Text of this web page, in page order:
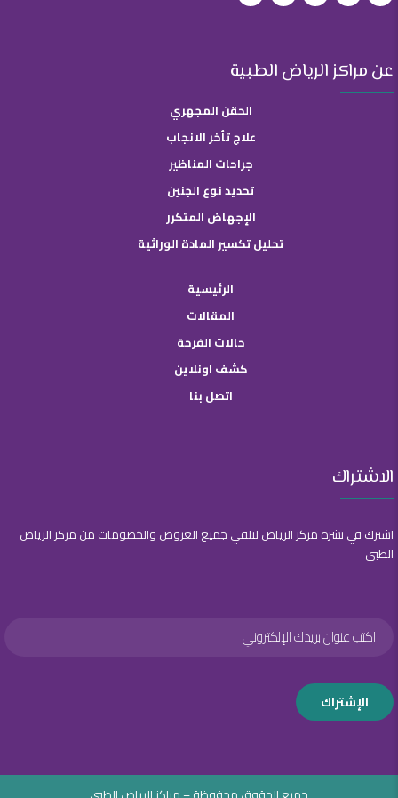
عن مراكز الرياض الطبية
الحقن المجهري
علاج تأخر الانجاب
جراحات المناظير
تحديد نوع الجنين
الإجهاض المتكرر
تحليل تكسير المادة الوراثية
الرئيسية
المقالات
حالات الفرحة
كشف اونلاين
اتصل بنا
الاشتراك
اشترك في نشرة مركز الرياض لتلقي جميع العروض والخصومات من مركز الرياض
الطبي